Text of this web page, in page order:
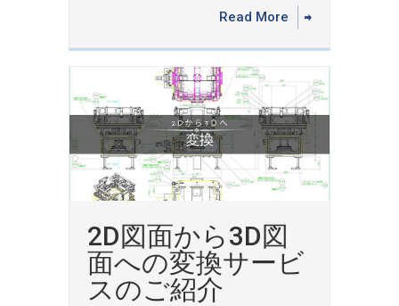
Read More
2D図面から3D図
面への変換サービ
スのご紹介